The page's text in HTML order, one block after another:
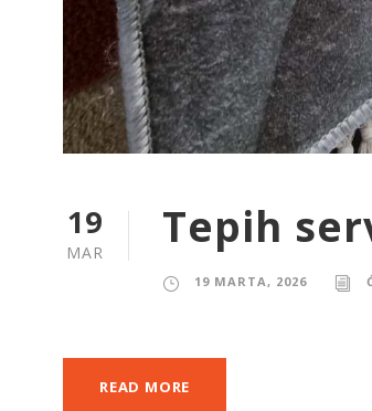
19
MAR Tepih
19 MARTA, 2026
READ MORE